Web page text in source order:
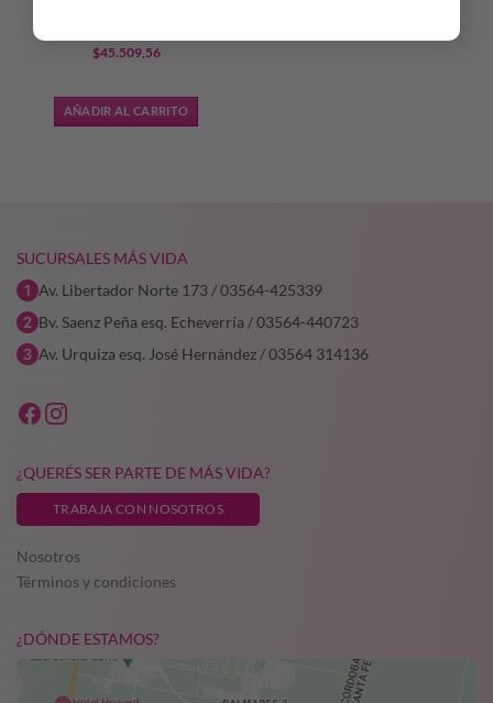
$45.509,56
AÑADIR AL CARRITO
SUCURSALES MÁS VIDA
Av. Libertador Norte 173 / 03564-425339
Bv. Saenz Peña esq. Echeverría / 03564-440723
Av. Urquiza esq. José Hernández / 03564 314136
¿QUERÉS SER PARTE DE MÁS VIDA?
TRABAJA CON NOSOTROS
Nosotros
Términos y condiciones
¿DÓNDE ESTAMOS?